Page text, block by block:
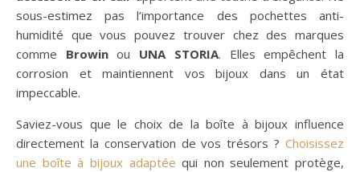
sous-estimez pas l’importance des pochettes anti-
humidité que vous pouvez trouver chez des marques
comme Browinou UNA STORIA. Elles empêchent la
corrosion et maintiennent vos bijoux dans un état
impeccable.
Saviez-vous que le choix de la boîte à bijoux influence
directement la conservation de vos trésors ? Choisissez
une boîte à bijoux adaptée qui non seulement protège,